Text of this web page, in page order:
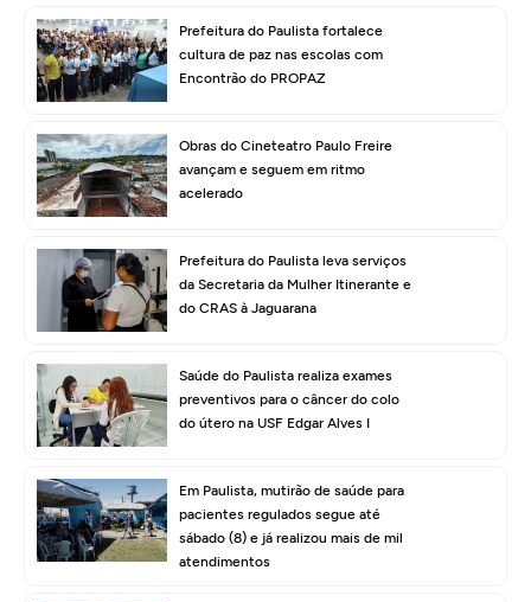
Prefeitura do Paulista fortalece
cultura de paz nas escolas com
Encontrão do PROPAZ
Obras do Cineteatro Paulo Freire
avançam e seguem em ritmo
acelerado
Prefeitura do Paulista leva serviços
da Secretaria da Mulher Itinerante e
do CRAS à Jaguarana
Saúde do Paulista realiza exames
preventivos para o câncer do colo
do útero na USF Edgar Alves I
Em Paulista, mutirão de saúde para
pacientes regulados segue até
sábado (8) e já realizou mais de mil
atendimentos